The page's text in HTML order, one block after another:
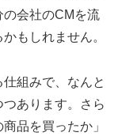
会社のCMを流
もしれません。
組みで、なんと
あります。さら
品を買ったか」